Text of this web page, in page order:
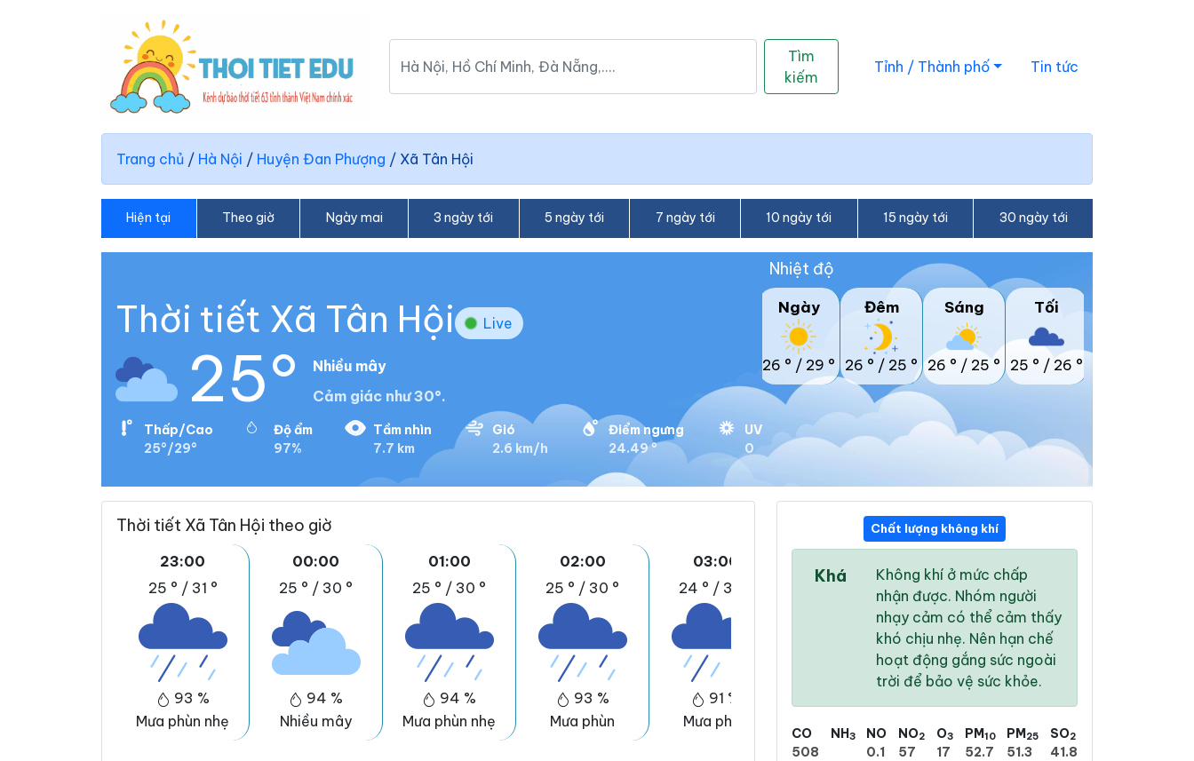
Tìm
kiếm
Tỉnh / Thành phố Tin tức
Trang chủ / Hà Nội / Huyện Đan Phượng / Xã Tân Hội
Hiện tại Theo giờ Ngày mai 3 ngày tới 5 ngày tới 7 ngày tới 10 ngày tới 15 ngày tới 30 ngày tới
Thời tiết Xã Tân Hội Live
25°
Nhiều mây
Cảm giác như 30°.
Thấp/Cao
25°/29°
Độ ẩm
97%
Tầm nhìn
7.7 km
Gió
2.6 km/h
Điểm ngưng
24.49 °
UV
0
Nhiệt độ
Ngày
26 ° / 29 °
Đêm
26 ° / 25 °
Sáng
26 ° / 25 °
Tối
25 ° / 26 °
Thời tiết Xã Tân Hội theo giờ
23:00
25 ° / 31 °
93 %
Mưa phùn nhẹ
00:00
25 ° / 30 °
94 %
Nhiều mây
01:00
25 ° / 30 °
94 %
Mưa phùn nhẹ
02:00
25 ° / 30 °
93 %
Mưa phùn
03:00
24 ° / 30 °
91 %
Mưa phùn
24 °/ 30 °
24 ° /
Chất lượng không khí
Khá
Không khí ở mức chấp
nhận được. Nhóm người
nhạy cảm có thể cảm thấy
khó chịu nhẹ. Nên hạn chế
hoạt động gắng sức ngoài
trời để bảo vệ sức khỏe.
CO
508
NH3
NO
0.1
NO2
57
O3
17
PM10
52.7
PM25
51.3
SO2
41.8